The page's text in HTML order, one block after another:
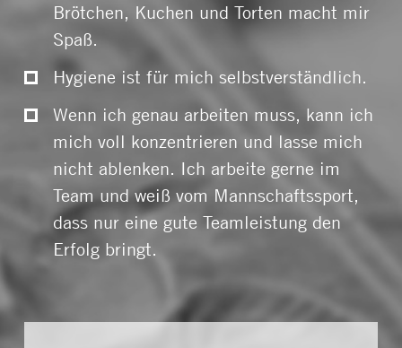
Brötchen, Kuchen und Torten macht mir
Spaß.
Hygiene ist für mich selbstverständlich.
Wenn ich genau arbeiten muss, kann ich
mich voll konzentrieren und lasse mich
nicht ablenken. Ich arbeite gerne im
Team und weiß vom Mannschaftssport,
dass nur eine gute Teamleistung den
Erfolg bringt.